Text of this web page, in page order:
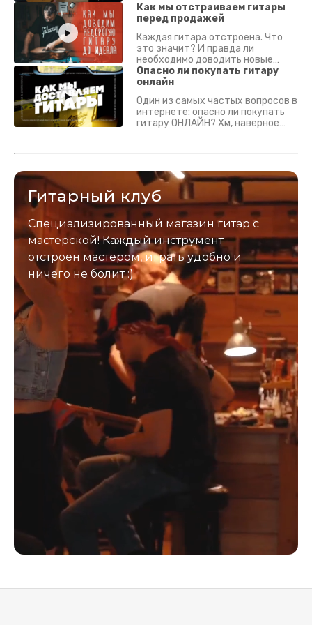
Как мы отстраиваем гитары
перед продажей
Каждая гитара отстроена. Что
это значит? И правда ли
необходимо доводить новые
гитары? Если кратко - да.
Подробно - в видео :)
Опасно ли покупать гитару
онлайн
Один из самых частых вопросов в
интернете: опасно ли покупать
гитару ОНЛАЙН? Хм, наверное
застрахован. Случись что -
Гитарный клуб
Специализированный магазин гитар с
мастерской! Каждый инструмент
отстроен мастером, играть удобно и
ничего не болит :)